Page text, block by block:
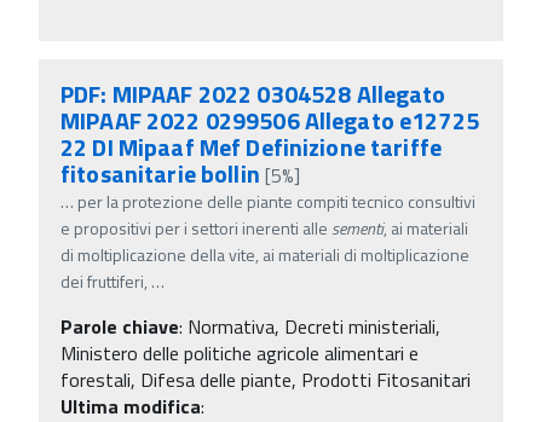
PDF: MIPAAF 2022 0304528 Allegato
MIPAAF 2022 0299506 Allegato e12725
22 DI Mipaaf Mef Definizione tariffe
fitosanitarie bollin [5%]
… per la protezione delle piante compiti tecnico consultivi
e propositivi per i settori inerenti alle sementi, ai materiali
di moltiplicazione della vite, ai materiali di moltiplicazione
dei fruttiferi, …
Parole chiave: Normativa, Decreti ministeriali,
Ministero delle politiche agricole alimentari e
forestali, Difesa delle piante, Prodotti Fitosanitari
Ultima modifica: